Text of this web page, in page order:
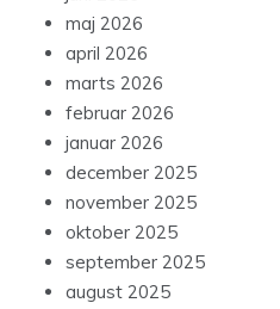
maj 2026
april 2026
marts 2026
februar 2026
januar 2026
december 2025
november 2025
oktober 2025
september 2025
august 2025